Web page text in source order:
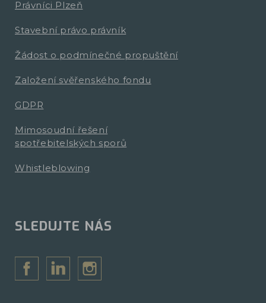
Právníci Plzeň
Stavební právo právník
Žádost o podmínečné propuštění
Založení svěřenského fondu
GDPR
Mimosoudní řešení
spotřebitelských sporů
Whistleblowing
SLEDUJTE NÁS